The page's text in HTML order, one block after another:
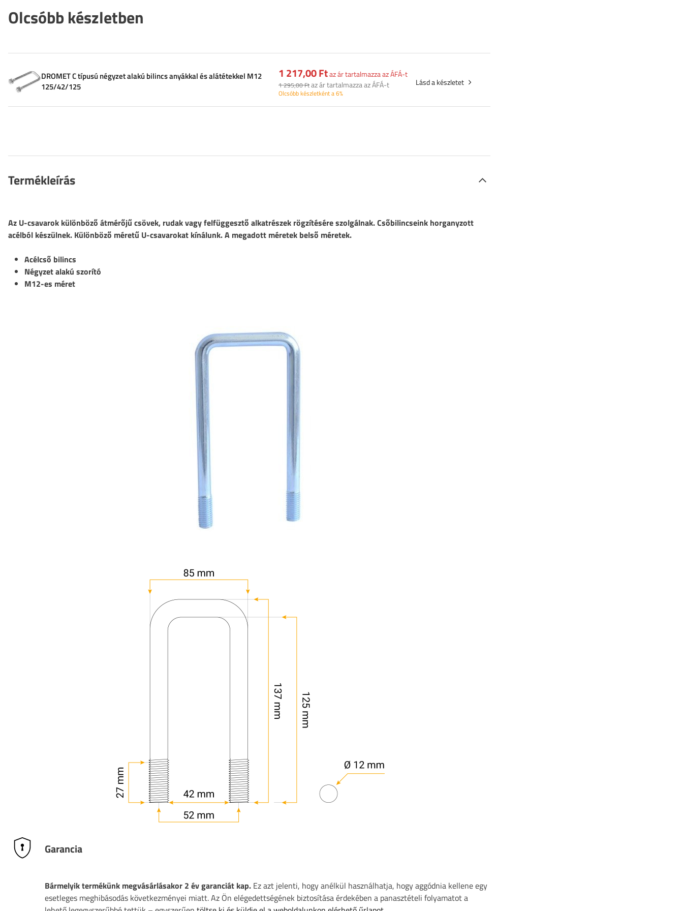
Olcsóbb készletben
DROMET C típusú négyzet alakú bilincs anyákkal és alátétekkel M12
125/42/125
1 217,00 Ftaz ár tartalmazza az ÁFÁ-t
1 295,00 Ftaz ár tartalmazza az ÁFÁ-t
Olcsóbb készletként a 6%
Lásd a készletet
Termékleírás
Az U-csavarok különböző átmérőjű csövek, rudak vagy felfüggesztő alkatrészek rögzítésére szolgálnak. Csőbilincseink horganyzott
acélból készülnek. Különböző méretű U-csavarokat kínálunk. A megadott méretek belső méretek.
Acélcső bilincs
Négyzet alakú szorító
M12-es méret
Garancia
Bármelyik termékünk megvásárlásakor 2 év garanciát kap. Ez azt jelenti, hogy anélkül használhatja, hogy aggódnia kellene egy
esetleges meghibásodás következményei miatt. Az Ön elégedettségének biztosítása érdekében a panasztételi folyamatot a